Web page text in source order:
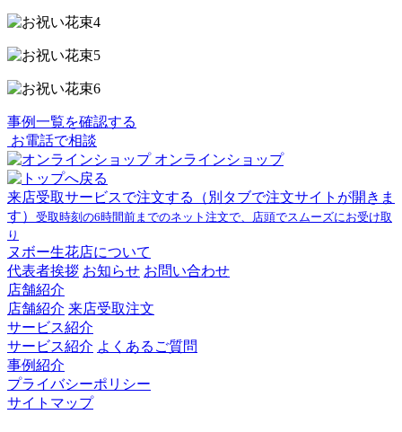
事例一覧を確認する
お電話で相談
オンラインショップ
来店受取サービスで注文する
（別タブで注文サイトが開きま
す） 受取時刻の6時間前までのネット注文で、店頭でスムーズにお受け取
り
ヌボー生花店について
代表者挨拶 お知らせ お問い合わせ
店舗紹介
店舗紹介 来店受取注文
サービス紹介
サービス紹介 よくあるご質問
事例紹介
プライバシーポリシー
サイトマップ